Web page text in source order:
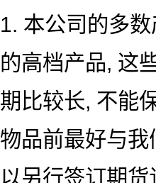
1. 本公司的多
的高档产品, 这
期比较长, 不能
物品前最好与
以另行签订期